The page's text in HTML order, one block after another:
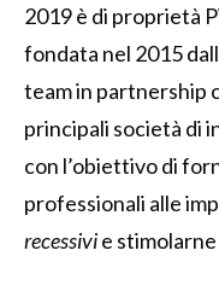
2019 è di proprietà
fondata nel 2015
team in partnership
principali società di
con l’obiettivo di
professionali alle
recessivie